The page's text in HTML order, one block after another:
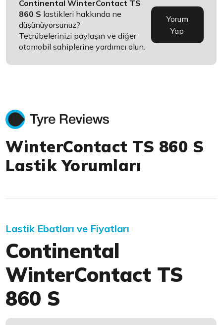
Continental WinterContact TS
860 S lastikleri hakkında ne
düşünüyorsunuz?
Tecrübelerinizi paylaşın ve diğer
otomobil sahiplerine yardımcı olun.
Yorum
Yap
WinterContact TS 860 S
Lastik Yorumları
Lastik Ebatları ve Fiyatları
Continental
WinterContact TS
860 S